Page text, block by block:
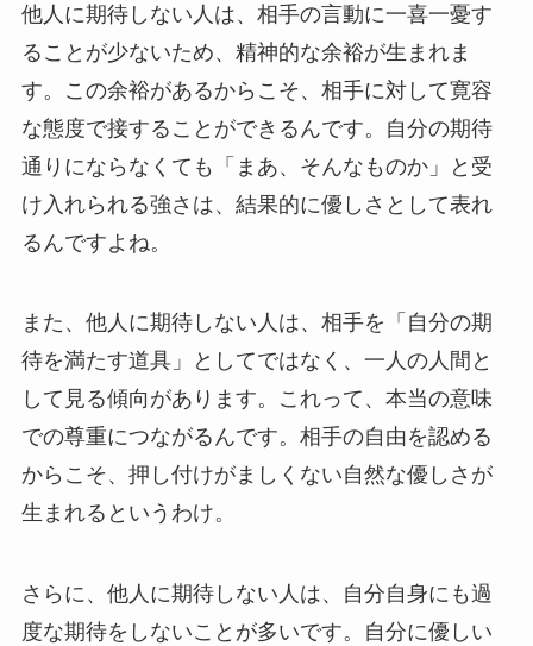
他人に期待しない人は、相手の言動に一喜一憂す
ることが少ないため、精神的な余裕が生まれま
す。この余裕があるからこそ、相手に対して寛容
な態度で接することができるんです。自分の期待
通りにならなくても「まあ、そんなものか」と受
け入れられる強さは、結果的に優しさとして表れ
るんですよね。
また、他人に期待しない人は、相手を「自分の期
待を満たす道具」としてではなく、一人の人間と
して見る傾向があります。これって、本当の意味
での尊重につながるんです。相手の自由を認める
からこそ、押し付けがましくない自然な優しさが
生まれるというわけ。
さらに、他人に期待しない人は、自分自身にも過
度な期待をしないことが多いです。自分に優しい